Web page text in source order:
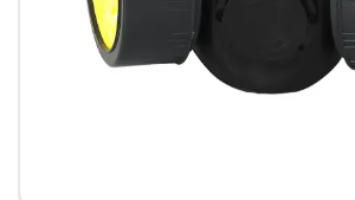
Lost password?